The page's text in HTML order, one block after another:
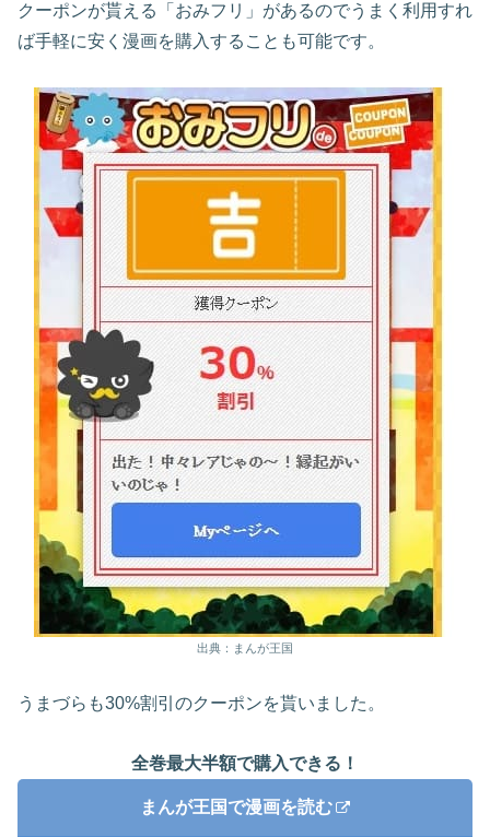
クーポンが貰える「おみフリ」があるのでうまく利用すれ
ば手軽に安く漫画を購入することも可能です。
出典：まんが王国
うまづらも30%割引のクーポンを貰いました。
全巻最大半額で購入できる！
まんが王国で漫画を読む